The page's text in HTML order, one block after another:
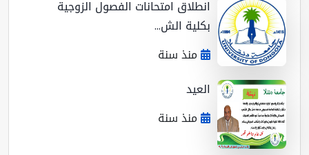
انطلاق امتحانات الفصول الزوجية
بكلية الش...
منذ سنة
العيد
منذ سنة